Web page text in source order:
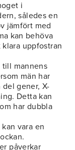
i
således en
jämfört med
kan behöva
uppfostran
mannens
män har
gener, X-
Detta kan
har dubbla
vara en
påverkar